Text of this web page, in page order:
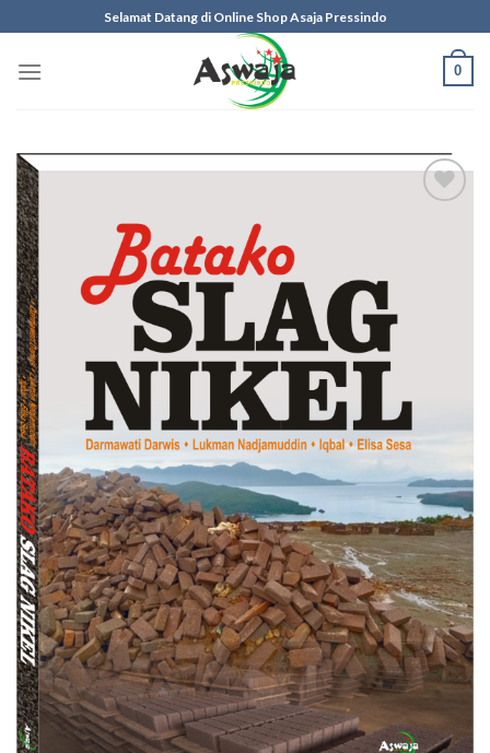
to
content
Selamat Datang di Online Shop Asaja Pressindo
0